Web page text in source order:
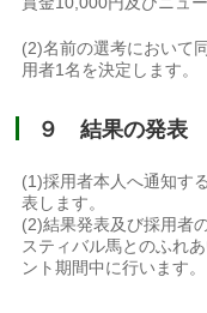
(2)名前の選考において
用者1名を決定します。
９ 結果の発表
(1)採用者本人へ通知す
表します。
(2)結果発表及び採用者
スティバル馬とのふれ
ント期間中に行います。